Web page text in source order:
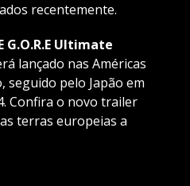
recentemente.
G.O.R.E Ultimate
lançado nas Américas
seguido pelo Japão em
Confira o novo trailer
terras europeias a